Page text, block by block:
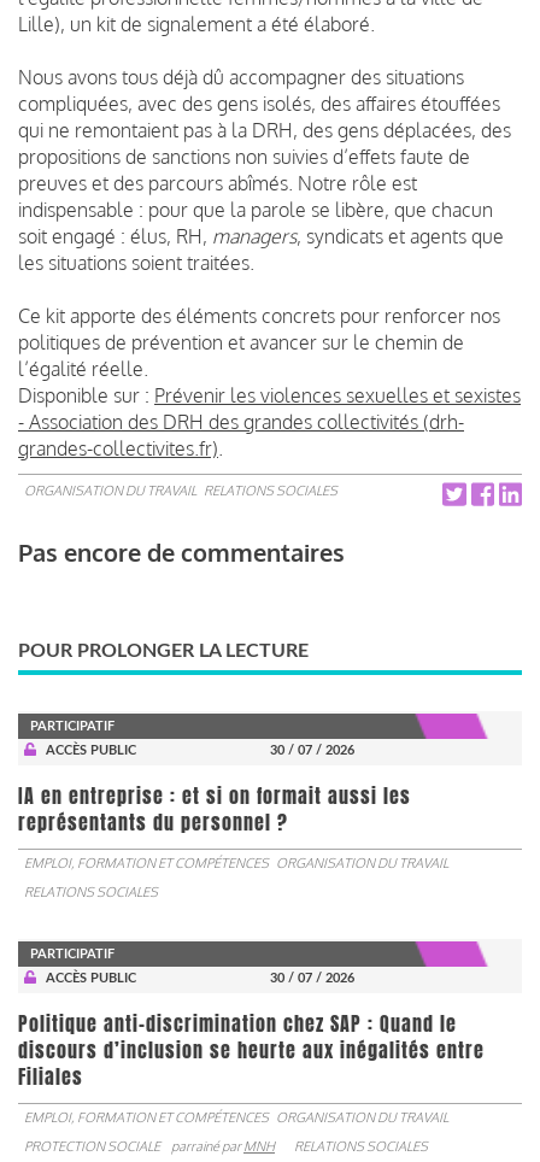
Lille), un kit de signalement a été élaboré.
Nous avons tous déjà dû accompagner des situations
compliquées, avec des gens isolés, des affaires étouffées
qui ne remontaient pas à la DRH, des gens déplacées, des
propositions de sanctions non suivies d’effets faute de
preuves et des parcours abîmés. Notre rôle est
indispensable : pour que la parole se libère, que chacun
soit engagé : élus, RH, managers, syndicats et agents que
les situations soient traitées.
Ce kit apporte des éléments concrets pour renforcer nos
politiques de prévention et avancer sur le chemin de
l’égalité réelle.
Disponible sur : Prévenir les violences sexuelles et sexistes
- Association des DRH des grandes collectivités (drh-
grandes-collectivites.fr)
ORGANISATION DU TRAVAIL RELATIONS SOCIALES
Pas encore de commentaires
POUR PROLONGER LA LECTURE
PARTICIPATIF
ACCÈS PUBLIC
30 / 07 / 2026
IA en entreprise : et si on formait aussi les
représentants du personnel ?
EMPLOI, FORMATION ET COMPÉTENCES ORGANISATION DU TRAVAIL
RELATIONS SOCIALES
PARTICIPATIF
ACCÈS PUBLIC
30 / 07 / 2026
Politique anti-discrimination chez SAP : Quand le
discours d’inclusion se heurte aux inégalités entre
Filiales
EMPLOI, FORMATION ET COMPÉTENCES ORGANISATION DU TRAVAIL
PROTECTION SOCIALE
parrainé parMNH RELATIONS SOCIALES